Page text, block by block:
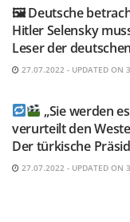
🖼 Deutsche
Hitler Selensky
Leser der
27.07.2022 - UPDATED ON
„Sie werden
verurteilt den
Der türkische
27.07.2022 - UPDATED ON